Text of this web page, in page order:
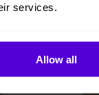
services.
Allow all